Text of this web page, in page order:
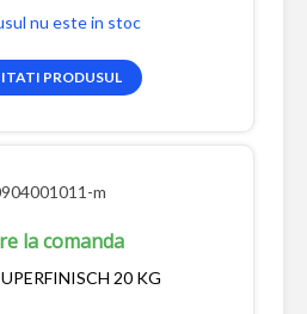
nu este in stoc
PRODUSUL
la comanda
20 KG